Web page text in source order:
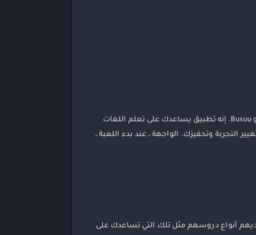
تعلم اللغات الأجنبية على طريقتك إذا كنت تواجه صعوبة عندما لا يتوفر لديك الوقت لدراسة دورة لغة أجنبية ، فإن الحل المناسب لك هو Busuu. إنه تطبيق يساعدك على تعلم اللغات
وتحفيزك. الواجهة ، عند بدء اللعبة ،
أنواع دروسهم مثل تلك التي تساعدك على